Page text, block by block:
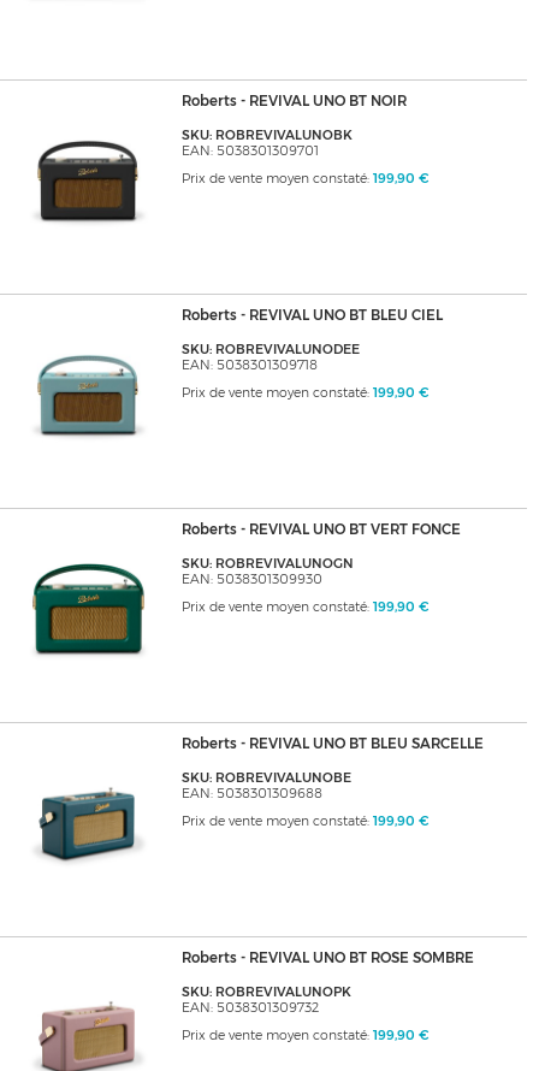
Roberts - REVIVAL UNO BT NOIR
SKU: ROBREVIVALUNOBK
EAN: 5038301309701
Prix de vente moyen constaté: 199,90 €
Roberts - REVIVAL UNO BT BLEU CIEL
SKU: ROBREVIVALUNODEE
EAN: 5038301309718
Prix de vente moyen constaté: 199,90 €
Roberts - REVIVAL UNO BT VERT FONCE
SKU: ROBREVIVALUNOGN
EAN: 5038301309930
Prix de vente moyen constaté: 199,90 €
Roberts - REVIVAL UNO BT BLEU SARCELLE
SKU: ROBREVIVALUNOBE
EAN: 5038301309688
Prix de vente moyen constaté: 199,90 €
Roberts - REVIVAL UNO BT ROSE SOMBRE
SKU: ROBREVIVALUNOPK
EAN: 5038301309732
Prix de vente moyen constaté: 199,90 €